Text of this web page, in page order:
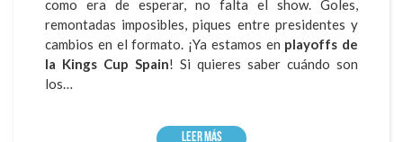
como era de esperar, no falta el show. Goles,
remontadas imposibles, piques entre presidentes y
cambios en el formato. ¡Ya estamos en playoffs de
la Kings Cup Spain! Si quieres saber cuándo son
los…
Leer más